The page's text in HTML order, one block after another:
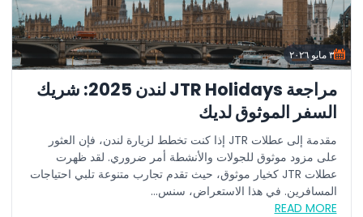
٣ مايو ٢٠٢٦
مراجعة JTR Holidays لندن 2025: شريك
السفر الموثوق لديك
مقدمة إلى عطلات JTR إذا كنت تخطط لزيارة لندن، فإن العثور
على مزود موثوق للجولات والأنشطة أمر ضروري. لقد ظهرت
عطلات JTR كخيار موثوق، حيث تقدم تجارب متنوعة تلبي احتياجات
المسافرين. في هذا الاستعراض، سنس...
READ MORE